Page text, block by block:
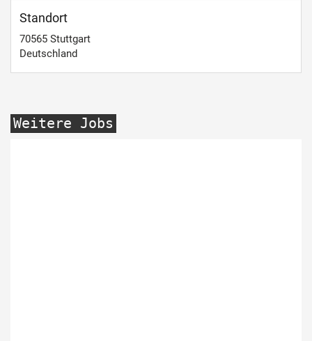
Standort
70565 Stuttgart
Deutschland
Weitere Jobs